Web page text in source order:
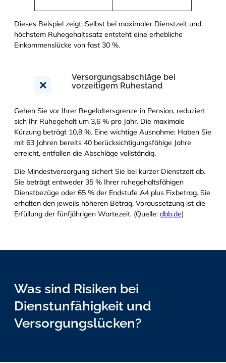
Dieses Beispiel zeigt: Selbst bei maximaler Dienstzeit und
höchstem Ruhegehaltssatz entsteht eine erhebliche
Einkommenslücke von fast 30 %.
Versorgungsabschläge bei
vorzeitigem Ruhestand
Gehen Sie vor Ihrer Regelaltersgrenze in Pension, reduziert
sich Ihr Ruhegehalt um 3,6 % pro Jahr. Die maximale
Kürzung beträgt 10,8 %. Eine wichtige Ausnahme: Haben Sie
mit 63 Jahren bereits 40 berücksichtigungsfähige Jahre
erreicht, entfallen die Abschläge vollständig.
Die Mindestversorgung sichert Sie bei kurzer Dienstzeit ab.
Sie beträgt entweder 35 % Ihrer ruhegehaltsfähigen
Dienstbezüge oder 65 % der Endstufe A4 plus Fixbetrag. Sie
erhalten den jeweils höheren Betrag. Voraussetzung ist die
Erfüllung der fünfjährigen Wartezeit. (Quelle: dbb.de)
Was sind Risiken bei
Dienstunfähigkeit und
Versorgungslücken?